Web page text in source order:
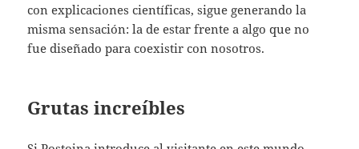
con explicaciones científicas, sigue generando la
misma sensación: la de estar frente a algo que no
fue diseñado para coexistir con nosotros.
Grutas increíbles